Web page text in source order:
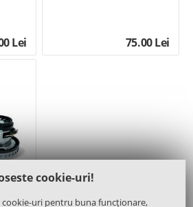
Lei 75.00Lei
SKL
cookie-uri!
cookie-uri pentru buna funcționare,